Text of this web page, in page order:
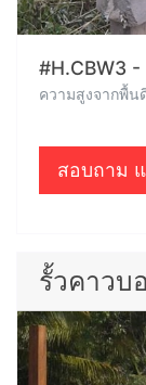
#H.CBW3
ความสูงจากพื้น
สอบถาม
รั้วคาว